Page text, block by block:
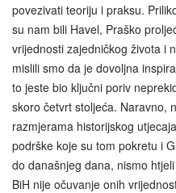
povezivati teoriju i praksu.
su nam bili Havel, Praško
vrijednosti zajedničkog života i
mislili smo da je dovoljna
to jeste bio ključni poriv
skoro četvrt stoljeća. Naravno,
razmjerama historijskog
podrške koje su tom pokretu i
do današnjeg dana, nismo
BiH nije očuvanje onih